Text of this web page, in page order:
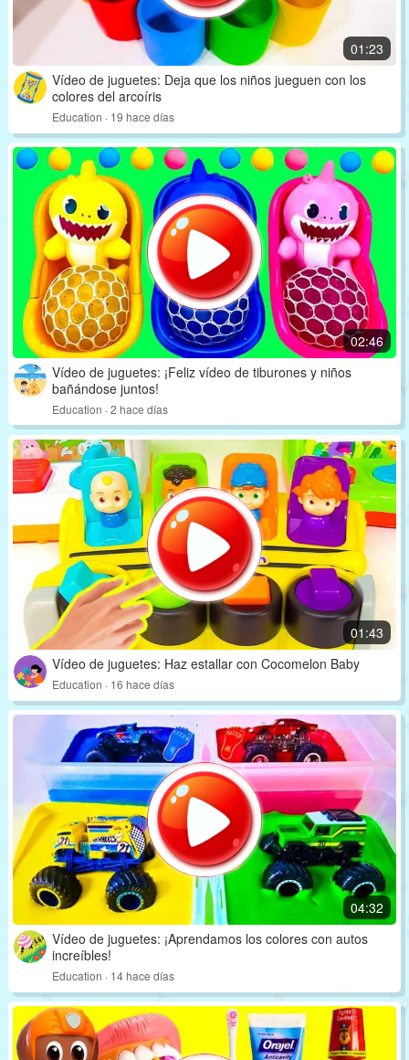
01:23
Vídeo de juguetes: Deja que los niños jueguen con los
colores del arcoíris
Education · 19 hace días
02:46
Vídeo de juguetes: ¡Feliz vídeo de tiburones y niños
bañándose juntos!
Education · 2 hace días
01:43
Vídeo de juguetes: Haz estallar con Cocomelon Baby
Education · 16 hace días
04:32
Vídeo de juguetes: ¡Aprendamos los colores con autos
increíbles!
Education · 14 hace días